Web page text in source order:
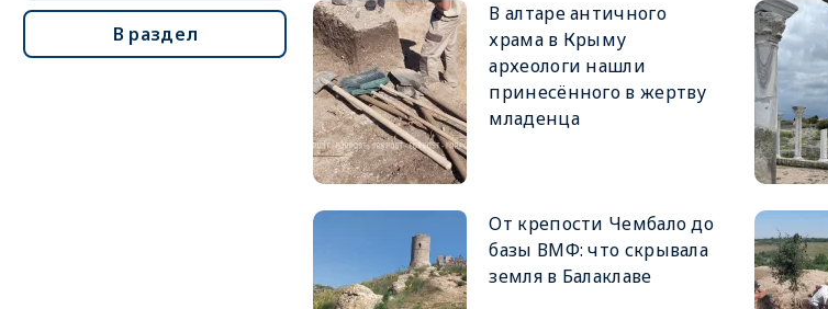
В алтаре античного
храма в Крыму
археологи нашли
принесённого в жертву
младенца
От крепости Чембало до
базы ВМФ: что скрывала
земля в Балаклаве
В раздел